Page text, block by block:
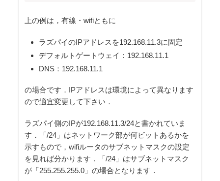
上の例は，有線・wifiともに
ラズパイのIPアドレスを192.168.11.3に固定
デフォルトゲートウェイ：192.168.11.1
DNS：192.168.11.1
の場合です．IPアドレスは環境によって異なります
ので適宜変更して下さい．
ラズパイ側のIPが192.168.11.3/24と書かれていま
す．「/24」はネットワーク部が何ビットあるかを
示すもので，wifiルータのサブネットマスクの設定
を見れば分かります．「/24」はサブネットマスク
が「255.255.255.0」の場合となります．